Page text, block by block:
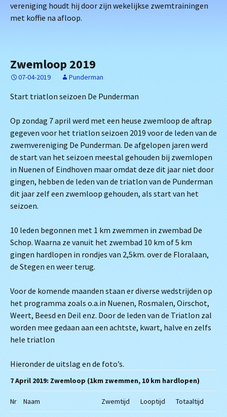
vereniging houdt hij door zijn wekelijkse zwemtrainingen
met koffie na afloop.
Zwemloop 2019
07-04-2019 Punderman
Start triatlon seizoen De Punderman
Op zondag 7 april werd met een heuse zwemloop de aftrap
gegeven voor het triatlon seizoen 2019 voor de leden van de
zwemvereniging De Punderman. De afgelopen jaren werd
de start van het seizoen meestal gehouden bij zwemlopen
in Nuenen of Eindhoven maar omdat deze dit jaar niet door
gingen, hebben de leden van de triatlon van de Punderman
dit jaar zelf een zwemloop gehouden, als start van het
seizoen.
10 leden begonnen met 1 km zwemmen in zwembad De
Schop. Waarna ze vanuit het zwembad 10 km of 5 km
gingen hardlopen in rondjes van 2,5km. over de Floralaan,
de Stegen en weer terug.
Voor de komende maanden staan er diverse wedstrijden op
het programma zoals o.a.in Nuenen, Rosmalen, Oirschot,
Weert, Beesd en Deil enz. Door de leden van de Triatlon zal
worden mee gedaan aan een achtste, kwart, halve en zelfs
hele triatlon
Hieronder de uitslag en de foto’s.
7 April 2019: Zwemloop (1km zwemmen, 10 km hardlopen)
Nr Naam Zwemtijd Looptijd Totaaltijd